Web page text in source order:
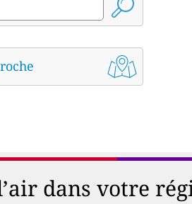
dans votre